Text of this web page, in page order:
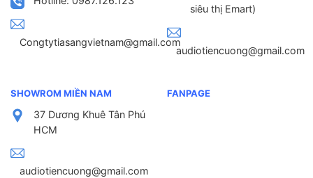
Congtytiasangvietnam@gmail.com
siêu thị Emart)
audiotiencuong@gmail.com
SHOWROM MIỀN NAM
37 Dương Khuê Tân Phú
HCM
audiotiencuong@gmail.com
FANPAGE